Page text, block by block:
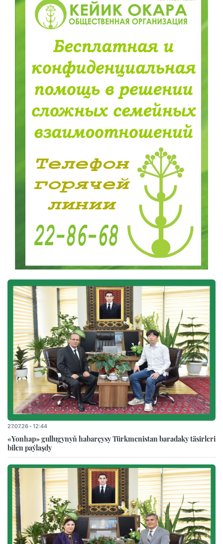
27.07.26 - 12:44
«Yonhap» gullugynyň habarçysy Türkmenistan baradaky täsirleri
bilen paýlaşdy